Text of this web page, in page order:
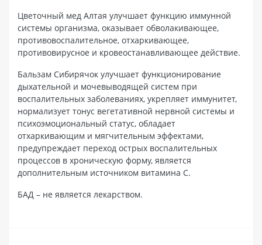
Цветочный мед Алтая улучшает функцию иммунной
системы организма, оказывает обволакивающее,
противовоспалительное, отхаркивающее,
противовирусное и кровеостанавливающее действие.
Бальзам Сибирячок улучшает функционирование
дыхательной и мочевыводящей систем при
воспалительных заболеваниях, укрепляет иммунитет,
нормализует тонус вегетативной нервной системы и
психоэмоциональный статус, обладает
отхаркивающим и мягчительным эффектами,
предупреждает переход острых воспалительных
процессов в хроническую форму, является
дополнительным источником витамина С.
БАД – не является лекарством.